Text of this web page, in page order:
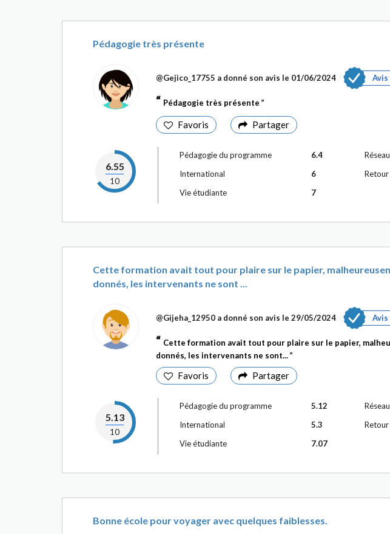
Pédagogie très présente
@Gejico_17755 a donné son avis le 01/06/2024
Pédagogie très présente
Favoris Partager
6.55
10
Pédagogie du programme
6.4
International
6
Vie étudiante
7
Cette formation avait tout pour plaire sur le papier,
donnés, les intervenants ne sont ...
@Gijeha_12950 a donné son avis le 29/05/2024
Cette formation avait tout pour plaire sur le papier,
donnés, les intervenants ne sont...
Favoris Partager
5.13
10
Pédagogie du programme
5.12
International
5.3
Vie étudiante
7.07
Bonne école pour voyager avec quelques faiblesses.